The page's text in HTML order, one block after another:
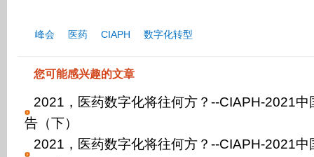
峰会 医药 CIAPH 数字化转型
您可能感兴趣的文章
2021，医药数字化将往何方？--CIAPH-2021
告（下）
2021，医药数字化将往何方？--CIAPH-2021